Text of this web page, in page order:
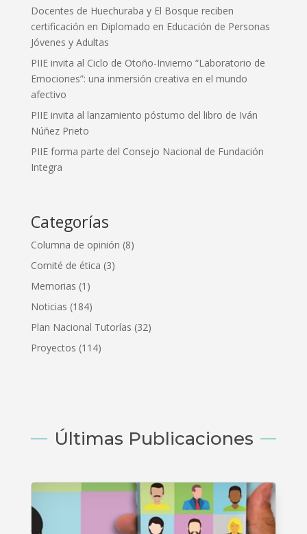
Docentes de Huechuraba y El Bosque reciben
certificación en Diplomado en Educación de Personas
Jóvenes y Adultas
PIIE invita al Ciclo de Otoño-Invierno “Laboratorio de
Emociones”: una inmersión creativa en el mundo
afectivo
PIIE invita al lanzamiento póstumo del libro de Iván
Núñez Prieto
PIIE forma parte del Consejo Nacional de Fundación
Integra
Categorías
Columna de opinión (8)
Comité de ética (3)
Memorias (1)
Noticias (184)
Plan Nacional Tutorías (32)
Proyectos (114)
Últimas Publicaciones